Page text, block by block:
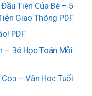
Tiên Của Bé – 5
Giao Thông PDF
PDF
– Bé Học Toán Mỗi
– Văn Học Tuổi